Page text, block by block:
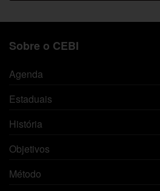
Sobre o CEBI
Agenda
Estaduais
História
Objetivos
Método